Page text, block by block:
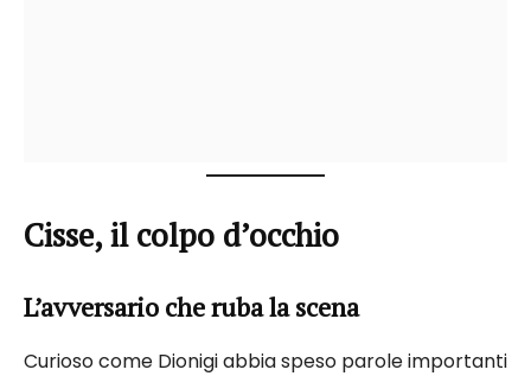
Cisse, il colpo d’occhio
L’avversario che ruba la scena
Curioso come Dionigi abbia speso parole importanti